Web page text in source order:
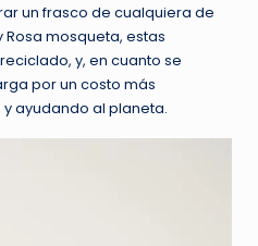
un frasco de cualquiera de
mosqueta, estas
y, en cuanto se
por un costo más
ayudando al planeta.